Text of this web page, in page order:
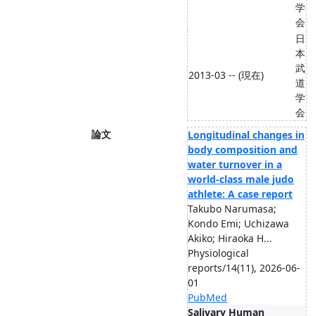
学
会
2013-03 -- (現在)
日
本
武
道
学
会
論文
Longitudinal changes in
body composition and
water turnover in a
world-class male judo
athlete: A case report
Takubo Narumasa;
Kondo Emi; Uchizawa
Akiko; Hiraoka H...
Physiological
reports/14(11), 2026-06-
01
PubMed
Salivary Human